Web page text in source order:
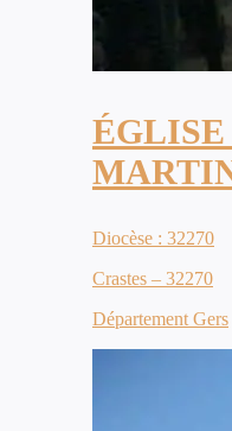
Diocèse : 32270
Crastes – 32270
Département Gers